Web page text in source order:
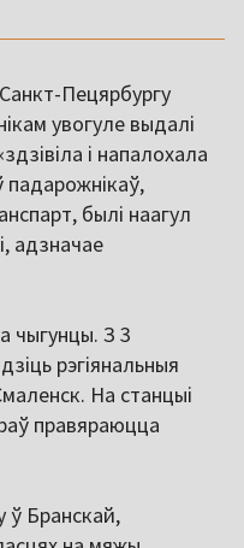
Пецярбургу
увогуле выдалі
і напалохала
падарожнікаў,
былі наагул
адзначае
чыгунцы. З 3
рэгіянальныя
На станцыі
правяраюцца
ў Бранскай,